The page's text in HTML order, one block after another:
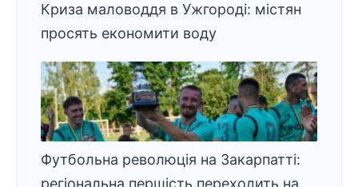
Криза маловоддя в Ужгороді: містян
просять економити воду
Футбольна революція на Закарпатті:
регіональна першість переходить на